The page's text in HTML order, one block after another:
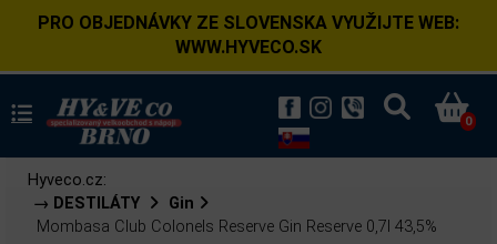
PRO OBJEDNÁVKY ZE SLOVENSKA VYUŽIJTE WEB:
WWW.HYVECO.SK
0
Hyveco.cz:
→ DESTILÁTY
Gin
Mombasa Club Colonels Reserve Gin Reserve 0,7l 43,5%